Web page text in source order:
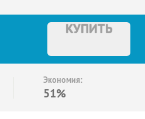
КУПИТЬ
Экономия:
51%